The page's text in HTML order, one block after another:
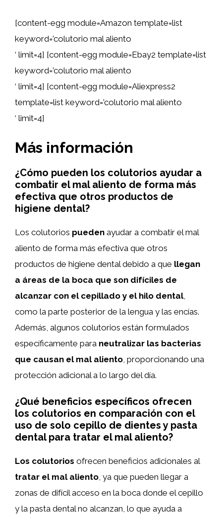
[content-egg module=Amazon template=list
keyword=’colutorio mal aliento
‘ limit=4] [content-egg module=Ebay2 template=list
keyword=’colutorio mal aliento
‘ limit=4] [content-egg module=Aliexpress2
template=list keyword=’colutorio mal aliento
‘ limit=4]
Más información
¿Cómo pueden los colutorios ayudar a
combatir el mal aliento de forma más
efectiva que otros productos de
higiene dental?
Los colutorios pueden ayudar a combatir el mal
aliento de forma más efectiva que otros
productos de higiene dental debido a que llegan
a áreas de la boca que son difíciles de
alcanzar con el cepillado y el hilo dental,
como la parte posterior de la lengua y las encías.
Además, algunos colutorios están formulados
específicamente para neutralizar las bacterias
que causan el mal aliento , proporcionando una
protección adicional a lo largo del día.
¿Qué beneficios específicos ofrecen
los colutorios en comparación con el
uso de solo cepillo de dientes y pasta
dental para tratar el mal aliento?
Los colutorios ofrecen beneficios adicionales al
tratar el mal aliento, ya que pueden llegar a
zonas de difícil acceso en la boca donde el cepillo
y la pasta dental no alcanzan, lo que ayuda a